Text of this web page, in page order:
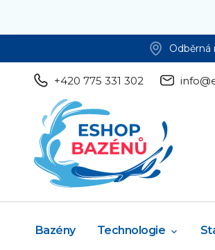
Odběrná
+420 775 331 302
Bazény Technologie